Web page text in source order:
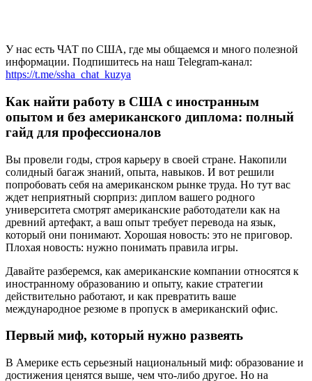
У нас есть ЧАТ по США, где мы общаемся и много полезной
информации. Подпишитесь на наш Telegram-канал:
https://t.me/ssha_chat_kuzya
Как найти работу в США с иностранным
опытом и без американского диплома: полный
гайд для профессионалов
Вы провели годы, строя карьеру в своей стране. Накопили
солидный багаж знаний, опыта, навыков. И вот решили
попробовать себя на американском рынке труда. Но тут вас
ждет неприятный сюрприз: диплом вашего родного
университета смотрят американские работодатели как на
древний артефакт, а ваш опыт требует перевода на язык,
который они понимают. Хорошая новость: это не приговор.
Плохая новость: нужно понимать правила игры.
Давайте разберемся, как американские компании относятся к
иностранному образованию и опыту, какие стратегии
действительно работают, и как превратить ваше
международное резюме в пропуск в американский офис.
Первый миф, который нужно развеять
В Америке есть серьезный национальный миф: образование и
достижения ценятся выше, чем что-либо другое. Но на